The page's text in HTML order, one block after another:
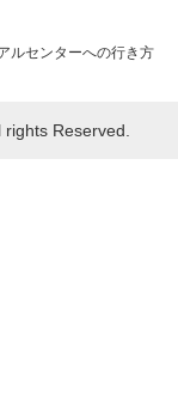
ルセンターへの行き方
Reserved.